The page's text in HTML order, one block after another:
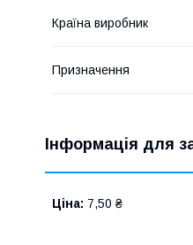
Країна виробник
Призначення
Інформація для
Ціна: 7,50 ₴